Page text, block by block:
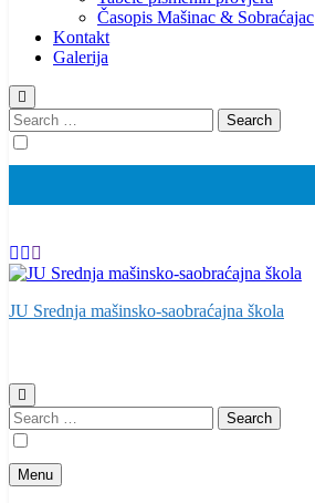
Časopis Mašinac & Sobraćajac
Kontakt
Galerija
Search
for:
JU Srednja mašinsko-saobraćajna škola
Search
for:
Menu